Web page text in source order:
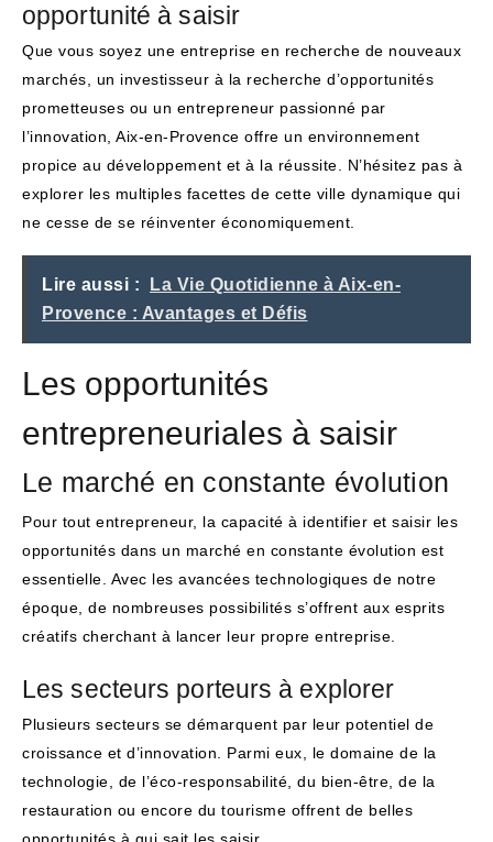
opportunité à saisir
Que vous soyez une entreprise en recherche de nouveaux
marchés, un investisseur à la recherche d’opportunités
prometteuses ou un entrepreneur passionné par
l’innovation, Aix-en-Provence offre un environnement
propice au développement et à la réussite. N’hésitez pas à
explorer les multiples facettes de cette ville dynamique qui
ne cesse de se réinventer économiquement.
Lire aussi :
La Vie Quotidienne à Aix-en-
Provence : Avantages et Défis
Les opportunités
entrepreneuriales à saisir
Le marché en constante évolution
Pour tout entrepreneur, la capacité à identifier et saisir les
opportunités dans un marché en constante évolution est
essentielle. Avec les avancées technologiques de notre
époque, de nombreuses possibilités s’offrent aux esprits
créatifs cherchant à lancer leur propre entreprise.
Les secteurs porteurs à explorer
Plusieurs secteurs se démarquent par leur potentiel de
croissance et d’innovation. Parmi eux, le domaine de la
technologie, de l’éco-responsabilité, du bien-être, de la
restauration ou encore du tourisme offrent de belles